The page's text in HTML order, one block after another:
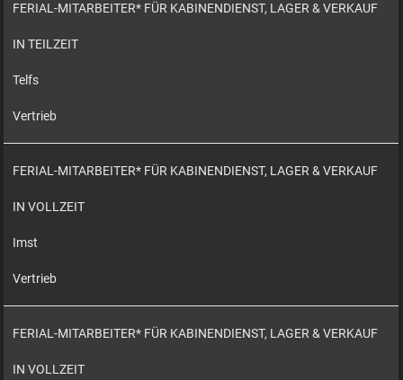
FERIAL-MITARBEITER* FÜR KABINENDIENST, LAGER & VERKAUF
IN TEILZEIT
Telfs
Vertrieb
FERIAL-MITARBEITER* FÜR KABINENDIENST, LAGER & VERKAUF
IN VOLLZEIT
Imst
Vertrieb
FERIAL-MITARBEITER* FÜR KABINENDIENST, LAGER & VERKAUF
IN VOLLZEIT